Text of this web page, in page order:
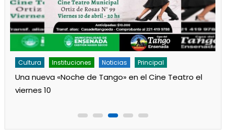
Cultura Noticias Principal
Los jardines de Ensenada iniciaron la salita de 1 año